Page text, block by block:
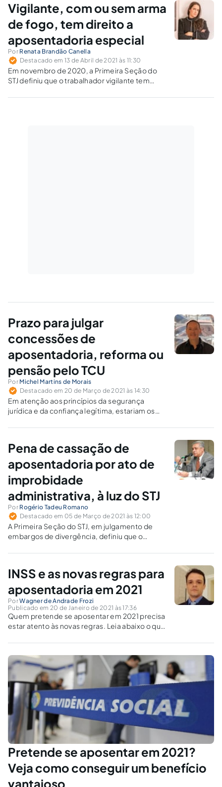
Vigilante, com ou sem arma
de fogo, tem direito a
aposentadoria especial
Por Renata Brandão Canella
Destacado em 13 de Abril de 2021 às 11:30
Em novembro de 2020, a Primeira Seção do
STJ definiu que o trabalhador vigilante tem
comprovada a condição de risco à integridade
Prazo para julgar
concessões de
aposentadoria, reforma ou
pensão pelo TCU
Por Michel Martins de Morais
Destacado em 20 de Março de 2021 às 14:30
Em atenção aos princípios da segurança
jurídica e da confiança legítima, estariam os
apreciação da legalidade das concessões de
Pena de cassação de
aposentadoria por ato de
improbidade
administrativa, à luz do STJ
Por Rogério Tadeu Romano
Destacado em 05 de Março de 2021 às 12:00
A Primeira Seção do STJ, em julgamento de
embargos de divergência, definiu que o
a sanção de cassação de aposentadoria a
improbidade administrativa.
INSS e as novas regras para
aposentadoria em 2021
PorWagner de Andrade Frozi
Publicado em 20 de Janeiro de 2021 às 17:36
Quem pretende se aposentar em 2021 precisa
estar atento às novas regras. Leia abaixo o que
Pretende se aposentar em 2021?
Veja como conseguir um benefício
vantajoso